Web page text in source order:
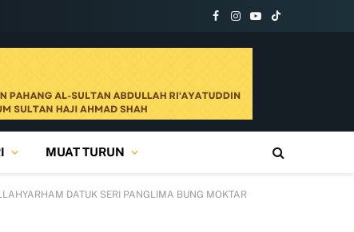
Facebook
Instagram
YouTube
TikTok
MUAT TURUN
DATUK SERI PANGLIMA BUNG MOKTAR